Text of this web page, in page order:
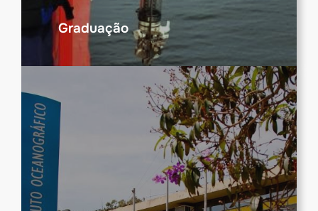
Graduação